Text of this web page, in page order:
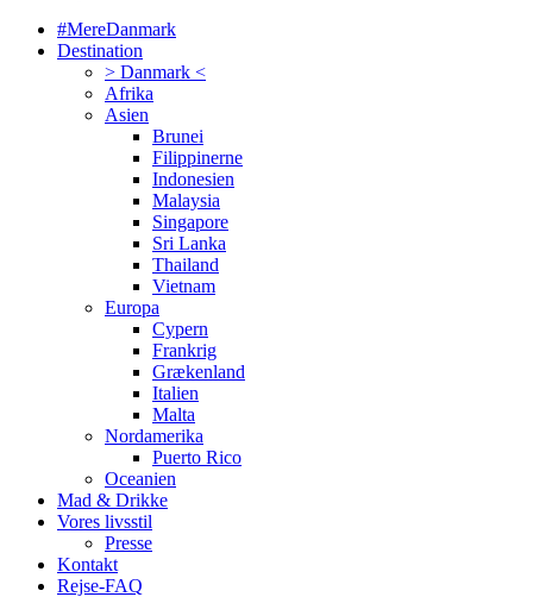
#MereDanmark
Destination
> Danmark <
Afrika
Asien
Brunei
Filippinerne
Indonesien
Malaysia
Singapore
Sri Lanka
Thailand
Vietnam
Europa
Cypern
Frankrig
Grækenland
Italien
Malta
Nordamerika
Puerto Rico
Oceanien
Mad & Drikke
Vores livsstil
Presse
Kontakt
Rejse-FAQ